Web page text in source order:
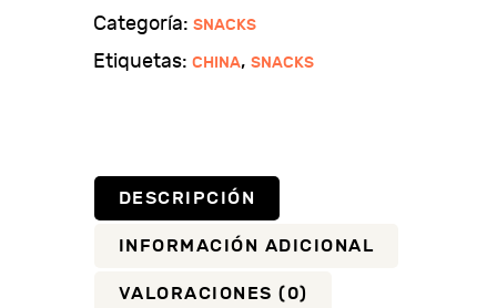
wasabi
ITANG
cantidad
Categoría: SNACKS
Etiquetas: CHINA, SNACKS
DESCRIPCIÓN
INFORMACIÓN ADICIONAL
VALORACIONES (0)